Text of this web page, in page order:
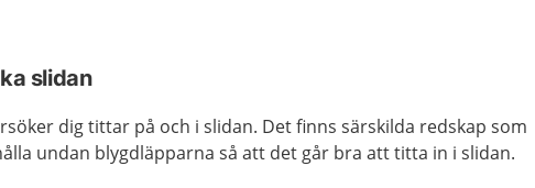
slidan
dig tittar på och i slidan. Det finns särskilda redskap som
undan blygdläpparna så att det går bra att titta in i slidan.